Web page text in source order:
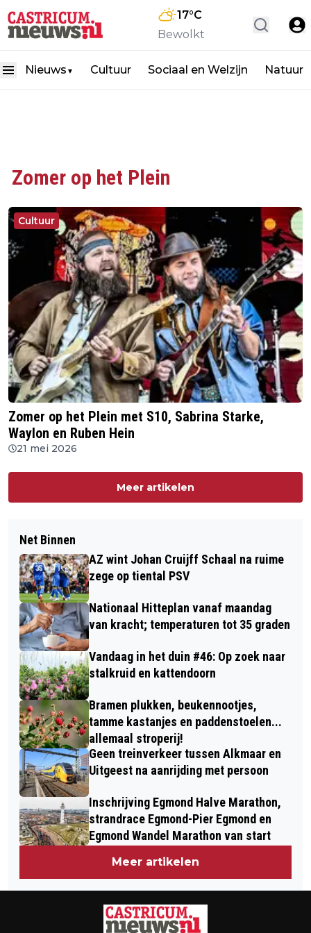
17°C
Bewolkt
Nieuws ▼ Cultuur Sociaal en Welzijn Natuur
Zomer op het Plein
Cultuur
Zomer op het Plein met S10, Sabrina Starke,
Waylon en Ruben Hein
21 mei 2026
Meer artikelen
Net Binnen
AZ wint Johan Cruijff Schaal na ruime
zege op tiental PSV
Nationaal Hitteplan vanaf maandag
van kracht; temperaturen tot 35 graden
Vandaag in het duin #46: Op zoek naar
stalkruid en kattendoorn
Bramen plukken, beukennootjes,
tamme kastanjes en paddenstoelen...
allemaal stroperij!
Geen treinverkeer tussen Alkmaar en
Uitgeest na aanrijding met persoon
Inschrijving Egmond Halve Marathon,
strandrace Egmond-Pier Egmond en
Egmond Wandel Marathon van start
Meer artikelen